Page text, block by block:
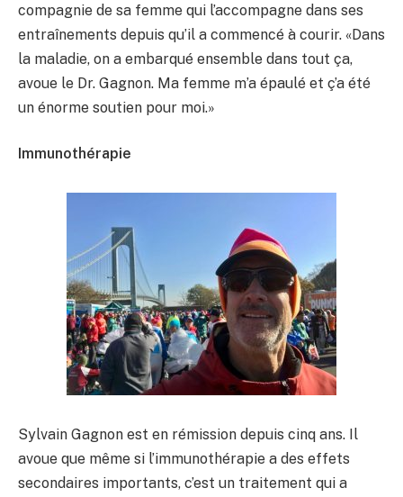
compagnie de sa femme qui l’accompagne dans ses
entraînements depuis qu’il a commencé à courir. «Dans
la maladie, on a embarqué ensemble dans tout ça,
avoue le Dr. Gagnon. Ma femme m’a épaulé et ç’a été
un énorme soutien pour moi.»
Immunothérapie
Sylvain Gagnon est en rémission depuis cinq ans. Il
avoue que même si l’immunothérapie a des effets
secondaires importants, c’est un traitement qui a